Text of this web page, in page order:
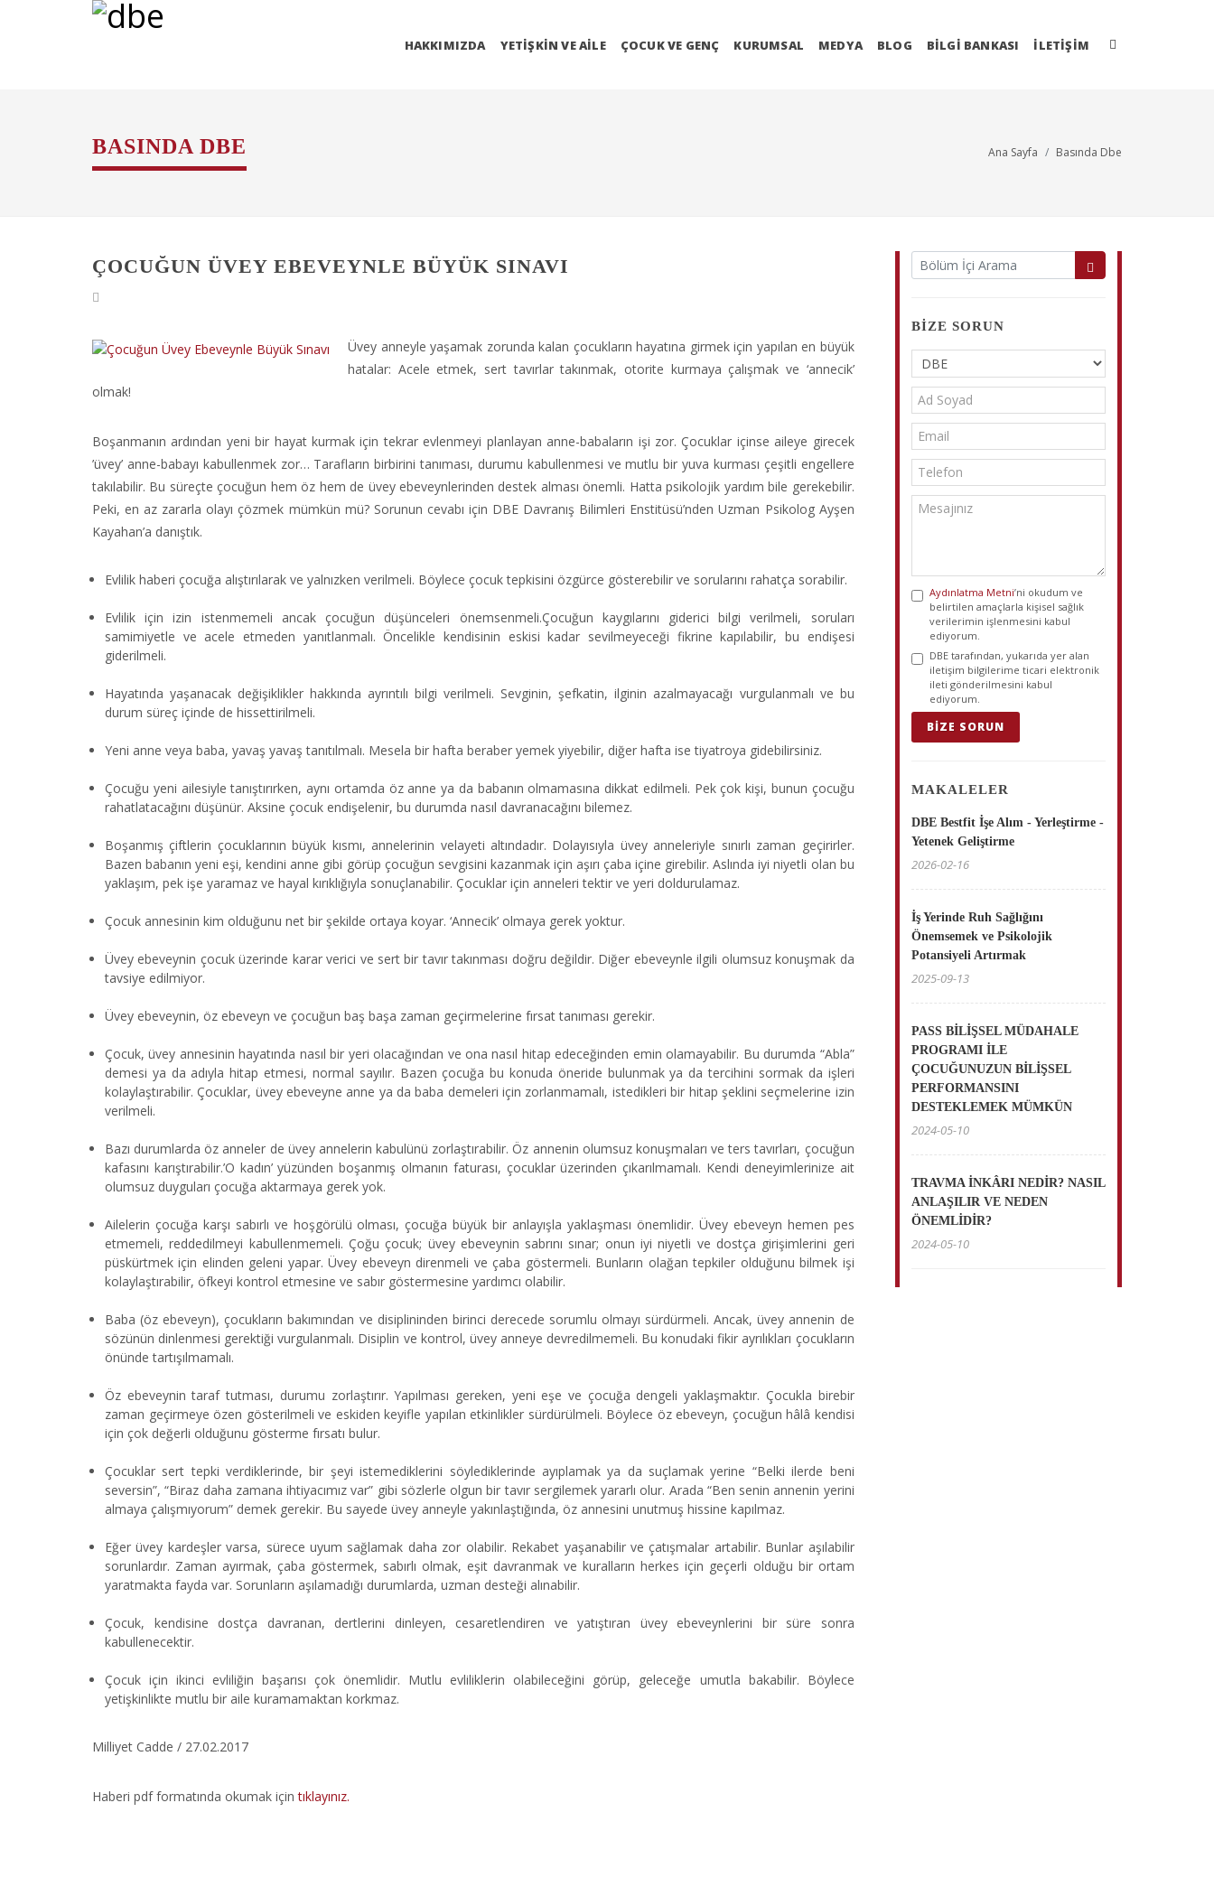
HAKKIMIZDA YETIŞKIN VE AILE ÇOCUK VE GENÇ KURUMSAL MEDYA BLOG BİLGİ BANKASI İLETIŞIM
BASINDA DBE Ana Sayfa Basında Dbe
ÇOCUĞUN ÜVEY EBEVEYNLE BÜYÜK SINAVI
Üvey anneyle yaşamak zorunda kalan çocukların hayatına girmek için yapılan en büyük
hatalar: Acele etmek, sert tavırlar takınmak, otorite kurmaya çalışmak ve ‘annecik’
olmak!
Boşanmanın ardından yeni bir hayat kurmak için tekrar evlenmeyi planlayan anne-babaların işi zor. Çocuklar içinse aileye girecek
’üvey’ anne-babayı kabullenmek zor… Tarafların birbirini tanıması, durumu kabullenmesi ve mutlu bir yuva kurması çeşitli engellere
takılabilir. Bu süreçte çocuğun hem öz hem de üvey ebeveynlerinden destek alması önemli. Hatta psikolojik yardım bile gerekebilir.
Peki, en az zararla olayı çözmek mümkün mü? Sorunun cevabı için DBE Davranış Bilimleri Enstitüsü’nden Uzman Psikolog Ayşen
Kayahan’a danıştık.
Evlilik haberi çocuğa alıştırılarak ve yalnızken verilmeli. Böylece çocuk tepkisini özgürce gösterebilir ve sorularını rahatça sorabilir.
Evlilik için izin istenmemeli ancak çocuğun düşünceleri önemsenmeli.Çocuğun kaygılarını giderici bilgi verilmeli, soruları
samimiyetle ve acele etmeden yanıtlanmalı. Öncelikle kendisinin eskisi kadar sevilmeyeceği fikrine kapılabilir, bu endişesi
giderilmeli.
Hayatında yaşanacak değişiklikler hakkında ayrıntılı bilgi verilmeli. Sevginin, şefkatin, ilginin azalmayacağı vurgulanmalı ve bu
durum süreç içinde de hissettirilmeli.
Yeni anne veya baba, yavaş yavaş tanıtılmalı. Mesela bir hafta beraber yemek yiyebilir, diğer hafta ise tiyatroya gidebilirsiniz.
Çocuğu yeni ailesiyle tanıştırırken, aynı ortamda öz anne ya da babanın olmamasına dikkat edilmeli. Pek çok kişi, bunun çocuğu
rahatlatacağını düşünür. Aksine çocuk endişelenir, bu durumda nasıl davranacağını bilemez.
Boşanmış çiftlerin çocuklarının büyük kısmı, annelerinin velayeti altındadır. Dolayısıyla üvey anneleriyle sınırlı zaman geçirirler.
Bazen babanın yeni eşi, kendini anne gibi görüp çocuğun sevgisini kazanmak için aşırı çaba içine girebilir. Aslında iyi niyetli olan bu
yaklaşım, pek işe yaramaz ve hayal kırıklığıyla sonuçlanabilir. Çocuklar için anneleri tektir ve yeri doldurulamaz.
Çocuk annesinin kim olduğunu net bir şekilde ortaya koyar. ‘Annecik’ olmaya gerek yoktur.
Üvey ebeveynin çocuk üzerinde karar verici ve sert bir tavır takınması doğru değildir. Diğer ebeveynle ilgili olumsuz konuşmak da
tavsiye edilmiyor.
Üvey ebeveynin, öz ebeveyn ve çocuğun baş başa zaman geçirmelerine fırsat tanıması gerekir.
Çocuk, üvey annesinin hayatında nasıl bir yeri olacağından ve ona nasıl hitap edeceğinden emin olamayabilir. Bu durumda “Abla”
demesi ya da adıyla hitap etmesi, normal sayılır. Bazen çocuğa bu konuda öneride bulunmak ya da tercihini sormak da işleri
kolaylaştırabilir. Çocuklar, üvey ebeveyne anne ya da baba demeleri için zorlanmamalı, istedikleri bir hitap şeklini seçmelerine izin
verilmeli.
Bazı durumlarda öz anneler de üvey annelerin kabulünü zorlaştırabilir. Öz annenin olumsuz konuşmaları ve ters tavırları, çocuğun
kafasını karıştırabilir.’O kadın’ yüzünden boşanmış olmanın faturası, çocuklar üzerinden çıkarılmamalı. Kendi deneyimlerinize ait
olumsuz duyguları çocuğa aktarmaya gerek yok.
Ailelerin çocuğa karşı sabırlı ve hoşgörülü olması, çocuğa büyük bir anlayışla yaklaşması önemlidir. Üvey ebeveyn hemen pes
etmemeli, reddedilmeyi kabullenmemeli. Çoğu çocuk; üvey ebeveynin sabrını sınar; onun iyi niyetli ve dostça girişimlerini geri
püskürtmek için elinden geleni yapar. Üvey ebeveyn direnmeli ve çaba göstermeli. Bunların olağan tepkiler olduğunu bilmek işi
kolaylaştırabilir, öfkeyi kontrol etmesine ve sabır göstermesine yardımcı olabilir.
Baba (öz ebeveyn), çocukların bakımından ve disiplininden birinci derecede sorumlu olmayı sürdürmeli. Ancak, üvey annenin de
sözünün dinlenmesi gerektiği vurgulanmalı. Disiplin ve kontrol, üvey anneye devredilmemeli. Bu konudaki fikir ayrılıkları çocukların
önünde tartışılmamalı.
Öz ebeveynin taraf tutması, durumu zorlaştırır. Yapılması gereken, yeni eşe ve çocuğa dengeli yaklaşmaktır. Çocukla birebir
zaman geçirmeye özen gösterilmeli ve eskiden keyifle yapılan etkinlikler sürdürülmeli. Böylece öz ebeveyn, çocuğun hâlâ kendisi
için çok değerli olduğunu gösterme fırsatı bulur.
Çocuklar sert tepki verdiklerinde, bir şeyi istemediklerini söylediklerinde ayıplamak ya da suçlamak yerine “Belki ilerde beni
seversin”, “Biraz daha zamana ihtiyacımız var” gibi sözlerle olgun bir tavır sergilemek yararlı olur. Arada “Ben senin annenin yerini
almaya çalışmıyorum” demek gerekir. Bu sayede üvey anneyle yakınlaştığında, öz annesini unutmuş hissine kapılmaz.
Eğer üvey kardeşler varsa, sürece uyum sağlamak daha zor olabilir. Rekabet yaşanabilir ve çatışmalar artabilir. Bunlar aşılabilir
sorunlardır. Zaman ayırmak, çaba göstermek, sabırlı olmak, eşit davranmak ve kuralların herkes için geçerli olduğu bir ortam
yaratmakta fayda var. Sorunların aşılamadığı durumlarda, uzman desteği alınabilir.
Çocuk, kendisine dostça davranan, dertlerini dinleyen, cesaretlendiren ve yatıştıran üvey ebeveynlerini bir süre sonra
kabullenecektir.
Çocuk için ikinci evliliğin başarısı çok önemlidir. Mutlu evliliklerin olabileceğini görüp, geleceğe umutla bakabilir. Böylece
yetişkinlikte mutlu bir aile kuramamaktan korkmaz.
Milliyet Cadde / 27.02.2017
Haberi pdf formatında okumak içintıklayınız.
BIZE SORUN
Aydınlatma Metni’ni okudum ve
belirtilen amaçlarla kişisel sağlık
verilerimin işlenmesini kabul
ediyorum.
DBE tarafından, yukarıda yer alan
iletişim bilgilerime ticari elektronik
ileti gönderilmesini kabul
ediyorum.
BIZE SORUN
MAKALELER
DBE Bestfit İşe Alım - Yerleştirme -
Yetenek Geliştirme
2026-02-16
İş Yerinde Ruh Sağlığını
Önemsemek ve Psikolojik
Potansiyeli Artırmak
2025-09-13
PASS BİLİŞSEL MÜDAHALE
PROGRAMI İLE
ÇOCUĞUNUZUN BİLİŞSEL
PERFORMANSINI
DESTEKLEMEK MÜMKÜN
2024-05-10
TRAVMA İNKÂRI NEDİR? NASIL
ANLAŞILIR VE NEDEN
ÖNEMLİDİR?
2024-05-10